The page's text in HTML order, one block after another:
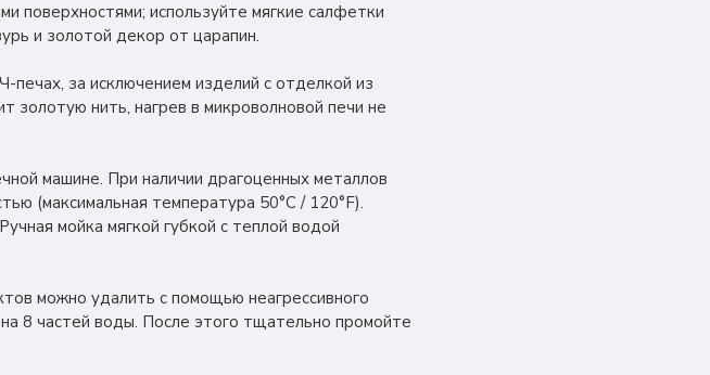
поверхностями; используйте мягкие салфетки
и золотой декор от царапин.
за исключением изделий с отделкой из
нить, нагрев в микроволновой печи не
машине. При наличии драгоценных металлов
(максимальная температура 50°C / 120°F).
мойка мягкой губкой с теплой водой
можно удалить с помощью неагрессивного
8 частей воды. После этого тщательно промойте